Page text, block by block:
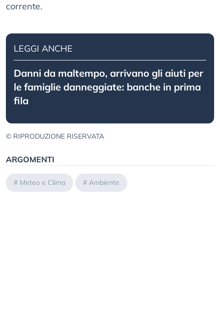
corrente.
LEGGI ANCHE
Danni da maltempo, arrivano gli aiuti per
le famiglie danneggiate: banche in prima
fila
© RIPRODUZIONE RISERVATA
ARGOMENTI
# Meteo e Clima # Ambiente